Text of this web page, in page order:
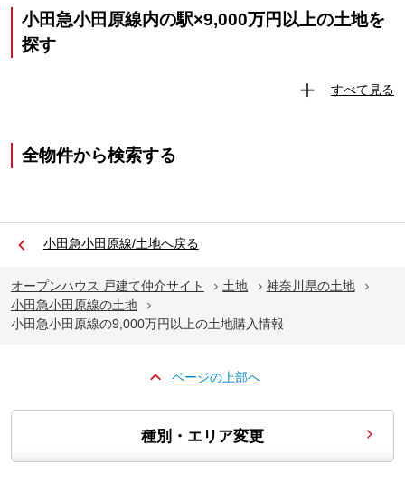
小田急小田原線内の駅×9,000万円以上の土地を
探す
すべて見る
全物件から検索する
小田急小田原線/土地へ戻る
オープンハウス 戸建て仲介サイト 土地
神奈川県の土地
小田急小田原線の土地
小田急小田原線の9,000万円以上の土地購入情報
ページの上部へ
種別・エリア変更